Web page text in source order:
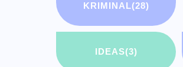
KRIMINAL(28)
IDEAS(3)